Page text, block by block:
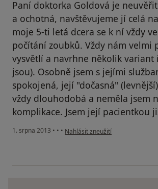
Paní doktorka Goldová je
a ochotná, navštěvujeme jí celá
moje 5-ti letá dcera se k ní vždy
počítání zoubků. Vždy nám velmi
vysvětlí a navrhne několik variant
jsou). Osobně jsem s jejími
spokojená, její "dočasná"
vždy dlouhodobá a neměla jsem
komplikace. Jsem její pacientkou
1. srpna 2013 • • • podle názoru uživatele Váš účet
Nahlásit zneužití